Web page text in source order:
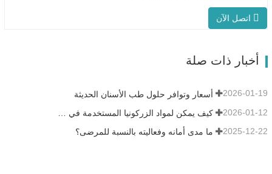
خصيصًا لطب الأسنان، مع وقت إطلاق سريع
يصل إلى 90 دقيقة. إنه أكثر ذكاءً وكفاءةً، مما
تاجًا في 90 دقيقة على الأكثر.…
اتصل الآن
أخبار ذات صلة
أسعار وتوافر حلول طب الأسنان الحديثة 2026-01-19
2026-01-12
ما مدى أمانه وفعاليته بالنسبة للمرضى؟ 2025-12-22